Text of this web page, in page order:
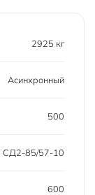
2925 кг
Асинхронный
500
СД2-85/57-10
600